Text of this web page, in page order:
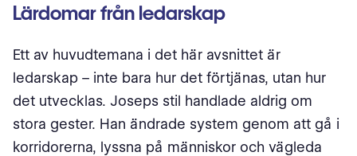
Lärdomar från ledarskap
Ett av huvudtemana i det här avsnittet är
ledarskap – inte bara hur det förtjänas, utan hur
det utvecklas. Joseps stil handlade aldrig om
stora gester. Han ändrade system genom att gå i
korridorerna, lyssna på människor och vägleda